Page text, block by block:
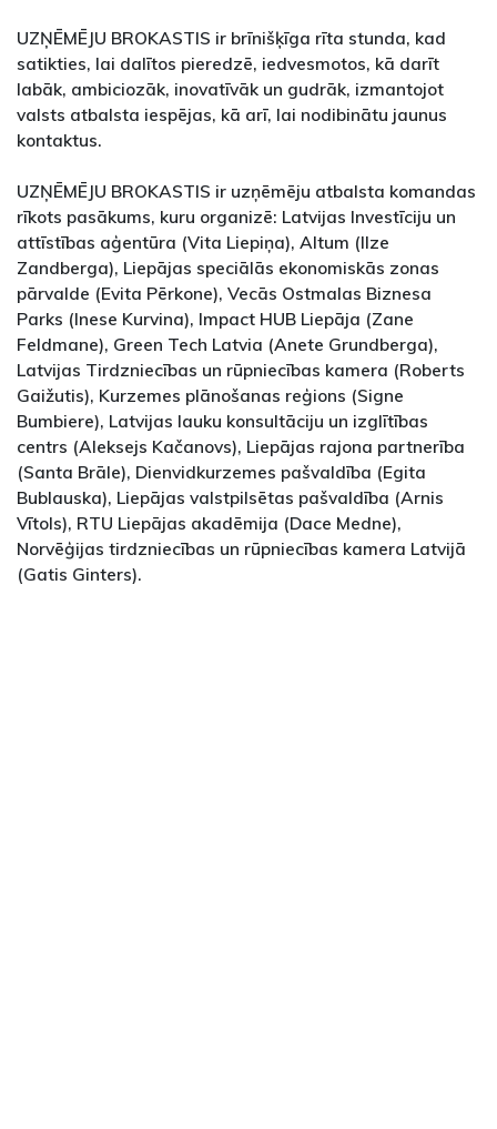
UZŅĒMĒJU BROKASTIS ir brīnišķīga rīta stunda, kad
satikties, lai dalītos pieredzē, iedvesmotos, kā darīt
labāk, ambiciozāk, inovatīvāk un gudrāk, izmantojot
valsts atbalsta iespējas, kā arī, lai nodibinātu jaunus
kontaktus.
UZŅĒMĒJU BROKASTIS ir uzņēmēju atbalsta komandas
rīkots pasākums, kuru organizē: Latvijas Investīciju un
attīstības aģentūra (Vita Liepiņa), Altum (Ilze
Zandberga), Liepājas speciālās ekonomiskās zonas
pārvalde (Evita Pērkone), Vecās Ostmalas Biznesa
Parks (Inese Kurvina), Impact HUB Liepāja (Zane
Feldmane), Green Tech Latvia (Anete Grundberga),
Latvijas Tirdzniecības un rūpniecības kamera (Roberts
Gaižutis), Kurzemes plānošanas reģions (Signe
Bumbiere), Latvijas lauku konsultāciju un izglītības
centrs (Aleksejs Kačanovs), Liepājas rajona partnerība
(Santa Brāle), Dienvidkurzemes pašvaldība (Egita
Bublauska), Liepājas valstpilsētas pašvaldība (Arnis
Vītols), RTU Liepājas akadēmija (Dace Medne),
Norvēģijas tirdzniecības un rūpniecības kamera Latvijā
(Gatis Ginters).